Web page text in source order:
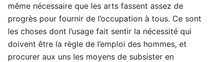
même nécessaire que les arts fassent assez de
progrès pour fournir de l’occupation à tous. Ce sont
les choses dont l’usage fait sentir la nécessité qui
doivent être la règle de l’emploi des hommes, et
procurer aux uns les moyens de subsister en